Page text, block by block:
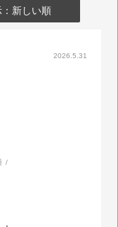
：新しい順
2026.5.31